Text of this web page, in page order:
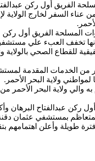
الفريق أول ركن
عناء السفر لخارج الولاية
المسلحة الفريق أول ركن
تخفف العبء علي
للقطاع الصحي بالولاية
من الخدمات المقدمة
ولاية البحر الأحمر.
والي ولاية البحر الأحمر
ركن عبدالفتاح البرهان
بمستشفي عثمان
طويلة وأعلن اهتمامهم